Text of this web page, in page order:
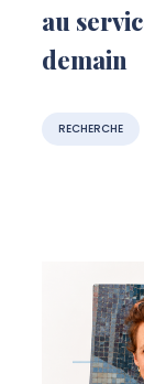
au
demain
RECHERCHE